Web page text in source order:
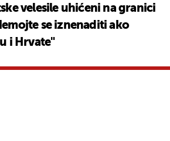
velesile uhićeni na granici
se iznenaditi ako
i Hrvate"